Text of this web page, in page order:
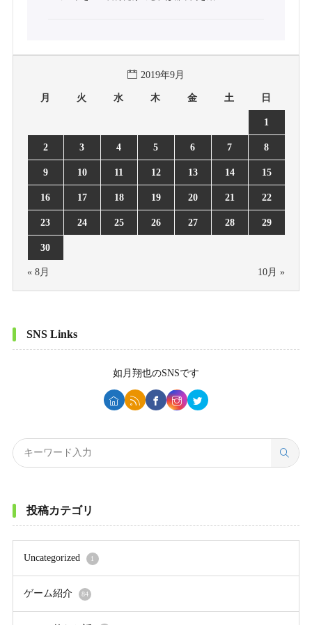
2019年9月
月 火 水 木 金 土 日
1
2 3 4 5 6 7 8
9 10 11 12 13 14 15
16 17 18 19 20 21 22
23 24 25 26 27 28 29
30
« 8月 10月 »
SNS Links
如月翔也のSNSです
投稿カテゴリ
Uncategorized 1
ゲーム紹介 84